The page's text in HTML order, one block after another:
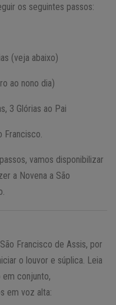
os seguintes passos:
(veja abaixo)
ao nono dia)
3 Glórias ao Pai
Francisco.
vamos disponibilizar
a Novena a São
Francisco de Assis, por
o louvor e súplica. Leia
conjunto,
em voz alta: